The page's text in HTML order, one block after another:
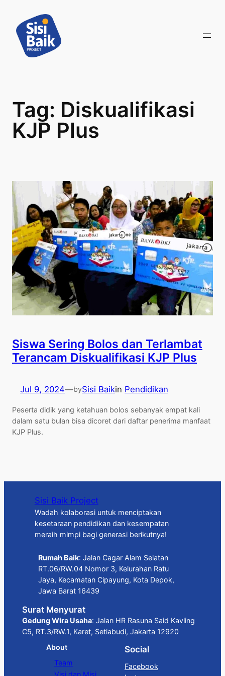
content
Tag: Diskualifikasi
KJP Plus
Siswa Sering Bolos dan Terlambat
Terancam Diskualifikasi KJP Plus
Jul 9, 2024—bySisi Baikin Pendidikan
Peserta didik yang ketahuan bolos sebanyak empat kali
dalam satu bulan bisa dicoret dari daftar penerima manfaat
KJP Plus.
Sisi Baik Project
Wadah kolaborasi untuk menciptakan
kesetaraan pendidikan dan kesempatan
meraih mimpi bagi generasi berikutnya!
Rumah Baik: Jalan Cagar Alam Selatan
RT.06/RW.04 Nomor 3, Kelurahan Ratu
Jaya, Kecamatan Cipayung, Kota Depok,
Jawa Barat 16439
Surat Menyurat
Gedung Wira Usaha: Jalan HR Rasuna Said Kavling
C5, RT.3/RW.1, Karet, Setiabudi, Jakarta 12920
About
Team
Social
Facebook